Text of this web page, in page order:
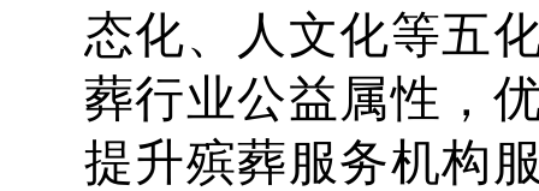
态化、人文化等五
葬行业公益属性，
提升殡葬服务机构